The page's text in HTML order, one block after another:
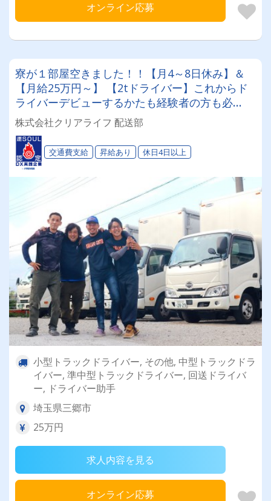
オンライン応募
寮が１部屋空きました！！【月4～8日休み】＆
【月給25万円～】 【2tドライバー】これからド
ライバーデビューするかたも経験者の方も必
見！！ 免許を活かして地元三郷市を盛り上げよ
う！！
株式会社クリアライフ 配送部
交通費支給 昇給あり 休日4日以上
小型トラックドライバー, その他, 中型トラックドラ
イバー, 準中型トラックドライバー, 回送ドライバ
ー, ドライバー助手
埼玉県三郷市
25万円
求人内容を見る
オンライン応募